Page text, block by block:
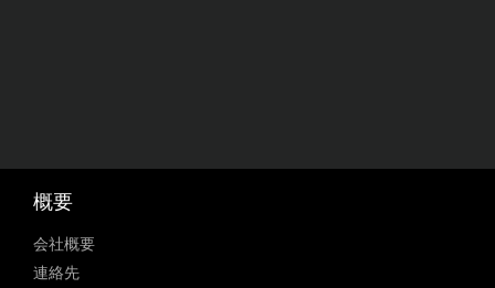
概要
会社概要
連絡先